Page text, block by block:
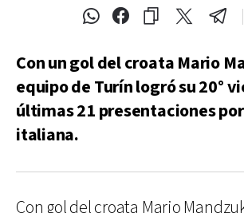
Con un gol del croata Mario
equipo de Turín logró su 20°
últimas 21 presentaciones
italiana.
Con gol del croata Mario